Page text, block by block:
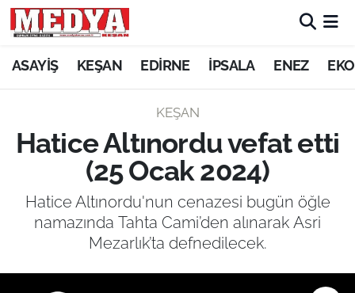
ASAYİŞ KEŞAN EDİRNE İPSALA ENEZ
KEŞAN
Hatice Altınordu vefat etti
(25 Ocak 2024)
Hatice Altınordu'nun cenazesi bugün öğle
namazında Tahta Cami’den alınarak Asri
Mezarlık’ta defnedilecek.
KEŞAN
ASAYİŞ
SİYASET
GÜNDEM